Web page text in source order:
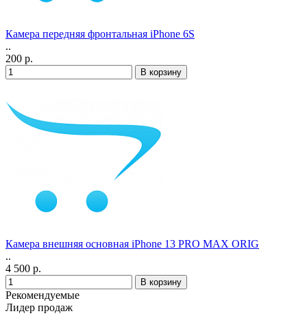
Камера передняя фронтальная iPhone 6S
..
200 р.
Камера внешняя основная iPhone 13 PRO MAX ORIG
..
4 500 р.
Рекомендуемые
Лидер продаж